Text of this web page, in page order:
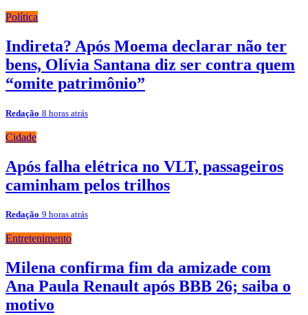
Política
Indireta? Após Moema declarar não ter
bens, Olívia Santana diz ser contra quem
“omite patrimônio”
Redação 8 horas atrás
Cidade
Após falha elétrica no VLT, passageiros
caminham pelos trilhos
Redação 9 horas atrás
Entretenimento
Milena confirma fim da amizade com
Ana Paula Renault após BBB 26; saiba o
motivo